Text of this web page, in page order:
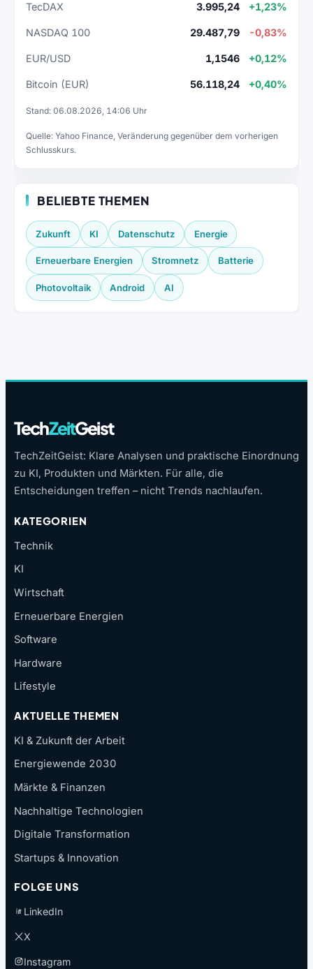
TecDAX 3.995,24 +1,23%
NASDAQ 100 29.487,79 -0,83%
EUR/USD 1,1546 +0,12%
Bitcoin (EUR) 56.118,24 +0,40%
Stand: 06.08.2026, 14:06 Uhr
Quelle: Yahoo Finance, Veränderung gegenüber dem vorherigen
Schlusskurs.
BELIEBTE THEMEN
Zukunft KI Datenschutz Energie
Erneuerbare Energien Stromnetz Batterie
Photovoltaik Android AI
TechZeitGeist
TechZeitGeist: Klare Analysen und praktische Einordnung
zu KI, Produkten und Märkten. Für alle, die
Entscheidungen treffen – nicht Trends nachlaufen.
KATEGORIEN
Technik
KI
Wirtschaft
Erneuerbare Energien
Software
Hardware
Lifestyle
AKTUELLE THEMEN
KI & Zukunft der Arbeit
Energiewende 2030
Märkte & Finanzen
Nachhaltige Technologien
Digitale Transformation
Startups & Innovation
FOLGE UNS
LinkedIn
X
Instagram